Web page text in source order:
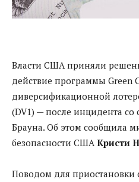
Власти США приняли
действие программы Green
диверсификационной
(DV1) — после инцидента со
Брауна. Об этом сообщила
безопасности США Кристи
Поводом для приостановки